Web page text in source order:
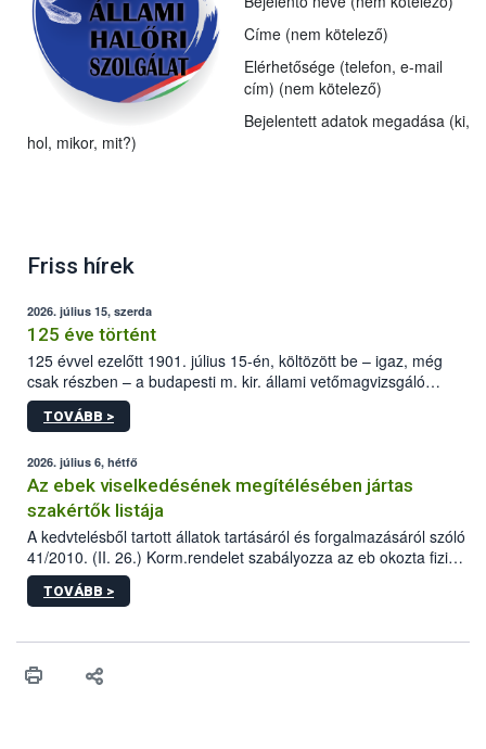
Címe (nem kötelező)
Elérhetősége (telefon, e-mail
cím) (nem kötelező)
Bejelentett adatok megadása (ki,
hol, mikor, mit?)
Friss hírek
2026. július 15, szerda
125 éve történt
125 évvel ezelőtt 1901. július 15-én, költözött be – igaz, még
csak részben – a budapesti m. kir. állami vetőmagvizsgáló
állomás a Kis Rókus utca 15. szám alatti, Czigler Győző által
tervezett új épületébe.
TOVÁBB >
2026. július 6, hétfő
Az ebek viselkedésének megítélésében jártas
szakértők listája
A kedvtelésből tartott állatok tartásáról és forgalmazásáról szóló
41/2010. (II. 26.) Korm.rendelet szabályozza az eb okozta fizikai
sérülés, illetve ennek veszélye keletkezésekor felmerülő
hatósági feladatokat, valamint a veszélyes eb tartását és annak
vonni az ebek viselkedésének megítélésében jártas szakértőt.
TOVÁBB >